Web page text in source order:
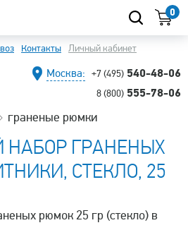
0
Контакты Личный кабинет
Москва: +7 (495) 540-48-06
8 (800) 555-78-06
граненые рюмки
ГРАНЕНЫХ
СТЕКЛО, 25
рюмок 25 гр (стекло) в